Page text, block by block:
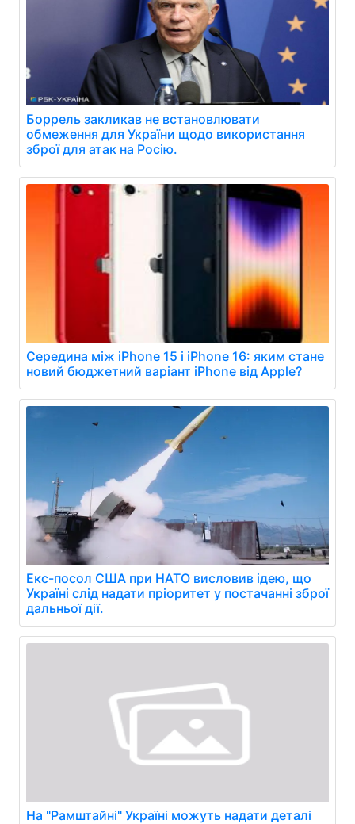
Боррель закликав не встановлювати
обмеження для України щодо використання
зброї для атак на Росію.
Середина між iPhone 15 і iPhone 16: яким стане
новий бюджетний варіант iPhone від Apple?
Екс-посол США при НАТО висловив ідею, що
Україні слід надати пріоритет у постачанні зброї
дальньої дії.
На "Рамштайні" Україні можуть надати деталі